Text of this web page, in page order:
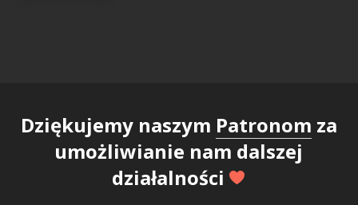
Dziękujemy naszym Patronom za
umożliwianie nam dalszej
działalności